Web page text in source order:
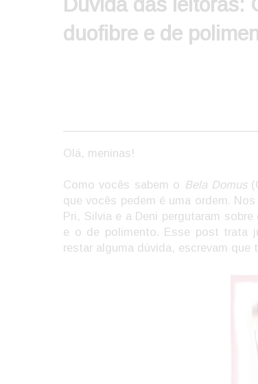
duofibre e de
Olá, meninas!
Como vocês sabem o Bela Domus
que vocês pedem é uma ordem.
Pri, Silvia e a Deni pergutaram
e o de polimento. Esse post trata
restar alguma dúvida, escrevam que